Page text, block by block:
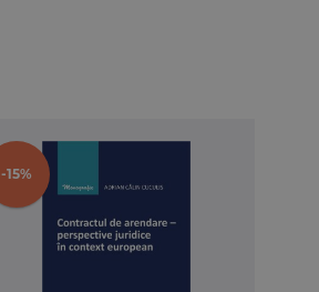
de capacitate de exercitiu
se evidentiaza si legatura dintre
sa intrige deopotriva
incapabililor valide legal);
si ocrotit prin interdictia
-15%